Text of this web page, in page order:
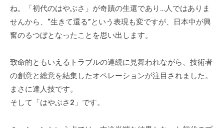
ね。「初代のはやぶさ」が奇蹟の生還であり…人ではありま
せんから、“生きて還る”という表現も変ですが、日本中が興
奮のるつぼとなったことを思い出します。
致命的ともいえるトラブルの連続に見舞われながら、技術者
の創意と総意を結集したオペレーションが注目されました。
まさに達人技です。
そして「はやぶさ2」です。